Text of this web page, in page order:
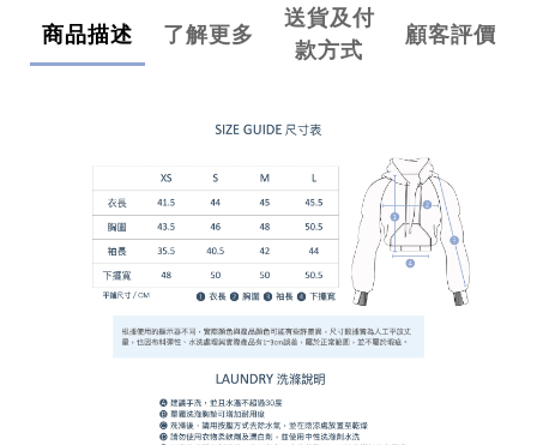
商品描述 了解更多
送貨及付
款方式
顧客評價